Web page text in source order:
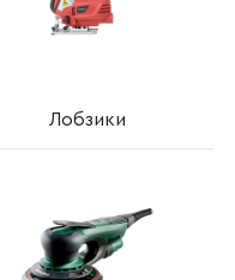
Лобзики